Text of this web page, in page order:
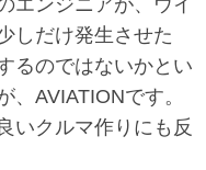
エンジニアが、ウイ
しだけ発生させた
るのではないかとい
、AVIATIONです。
いクルマ作りにも反